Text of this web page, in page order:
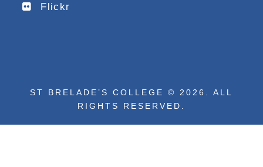
Flickr
ST BRELADE’S COLLEGE © 2026. ALL
RIGHTS RESERVED.